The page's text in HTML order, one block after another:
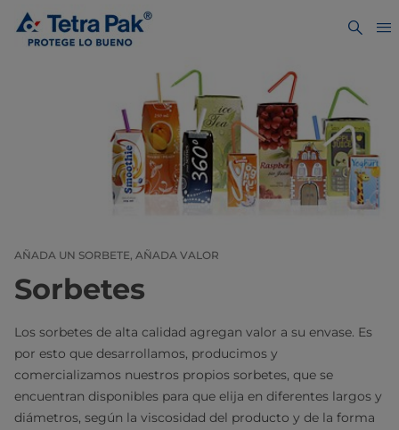
AÑADA UN SORBETE, AÑADA VALOR
Sorbetes
Los sorbetes de alta calidad agregan valor a su envase. Es
por esto que desarrollamos, producimos y
comercializamos nuestros propios sorbetes, que se
encuentran disponibles para que elija en diferentes largos y
diámetros, según la viscosidad del producto y de la forma